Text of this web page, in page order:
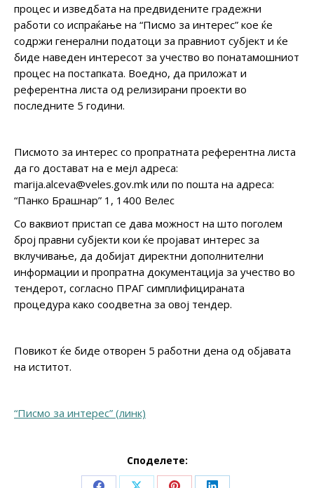
процес и изведбата на предвидените градежни
работи со испраќање на “Писмо за интерес” кое ќе
содржи генерални податоци за правниот субјект и ќе
биде наведен интересот за учество во понатамошниот
процес на постапката. Воедно, да приложат и
референтна листа од релизирани проекти во
последните 5 години.
Писмото за интерес со пропратната референтна листа
да го достават на е мејл адреса:
marija.alceva@veles.gov.mk или по пошта на адреса:
“Панко Брашнар” 1, 1400 Велес
Со ваквиот пристап се дава можност на што поголем
број правни субјекти кои ќе пројават интерес за
вклучивање, да добијат директни дополнителни
информации и пропратна документација за учество во
тендерот, согласно ПРАГ симплифицираната
процедура како соодветна за овој тендер.
Повикот ќе биде отворен 5 работни дена од објавата
на иститот.
“Писмо за интерес” (линк)
Споделете: